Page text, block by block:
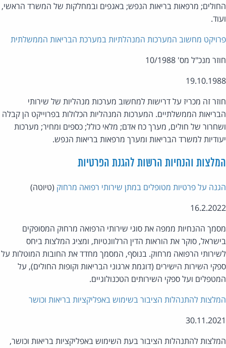
מרפאות בריאות הנפש; באגפים ובמחלקות של המשרד הראשי,
מחשוב המערכות המנהלתיות במערכת הבריאות הממשלתית
מנכ"ל מס' 10/1988
זה מכריז על דרישות למחשוב מערכות מנהליות של שירותי
הממשלתיים. המערכות המנהליות הכלולות בפרוייקט הן קבלה
של חולים, מערך כח אדם; מלאי כולל; כספים ומחיר; מערכות
למשרד הבריאות ומערך מרפאות בריאות הנפש.
והנחיות הרשות להגנת הפרטיות
על פרטיות מטופלים במתן שירותי רפואה מרחוק(טיוטה)
ההנחיות ממפה את סוגי שירותי הרפואה מרחוק המסופקים
סוקר את הוראות הדין הרלוונטיות, ומציג המלצות ביחס
הרפואה מרחוק. בנוסף, המסמך מחדד את החובות המוטלות על
השירות הישירים (דוגמת ארגוני הבריאות וקופות החולים), על
ועל ספקי השירותים הטכנולוגיים.
להתנהלות הציבור בשימוש באפליקציות בריאות וכושר
להתנהלות הציבור בעת השימוש באפליקציות בריאות וכושר,